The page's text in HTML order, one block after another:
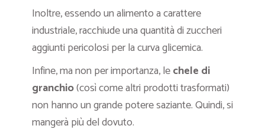
Inoltre, essendo un alimento a carattere
industriale, racchiude una quantità di zuccheri
aggiunti pericolosi per la curva glicemica.
Infine, ma non per importanza, lechele di
granchio(così come altri prodotti trasformati)
non hanno un grande potere saziante. Quindi, si
mangerà più del dovuto.